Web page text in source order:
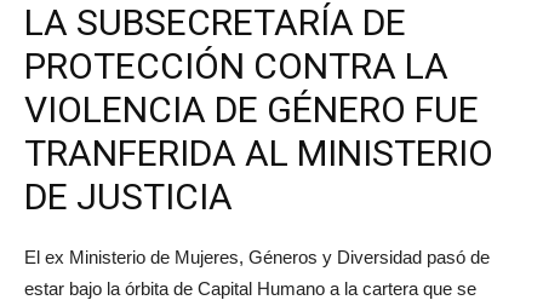
LA SUBSECRETARÍA DE
PROTECCIÓN CONTRA LA
VIOLENCIA DE GÉNERO FUE
TRANFERIDA AL MINISTERIO
DE JUSTICIA
El ex Ministerio de Mujeres, Géneros y Diversidad pasó de
estar bajo la órbita de Capital Humano a la cartera que se